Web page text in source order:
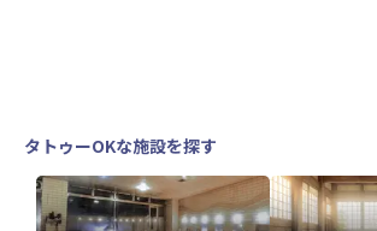
タトゥーOKな施設を探す